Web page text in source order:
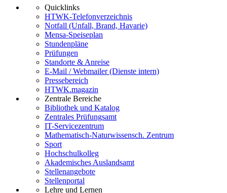
Quicklinks
HTWK-Telefonverzeichnis
Notfall (Unfall, Brand, Havarie)
Mensa-Speiseplan
Stundenpläne
Prüfungen
Standorte & Anreise
E-Mail / Webmailer (Dienste intern)
Pressebereich
HTWK.magazin
Zentrale Bereiche
Bibliothek und Katalog
Zentrales Prüfungsamt
IT-Servicezentrum
Mathematisch-Naturwissensch. Zentrum
Sport
Hochschulkolleg
Akademisches Auslandsamt
Stellenangebote
Stellenportal
Lehre und Lernen